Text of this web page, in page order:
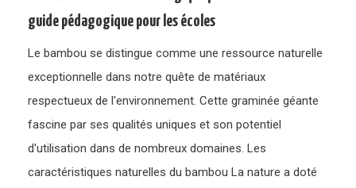
guide pédagogique pour les écoles
Le bambou se distingue comme une ressource naturelle
exceptionnelle dans notre quête de matériaux
respectueux de l'environnement. Cette graminée géante
fascine par ses qualités uniques et son potentiel
d'utilisation dans de nombreux domaines. Les
caractéristiques naturelles du bambou La nature a doté